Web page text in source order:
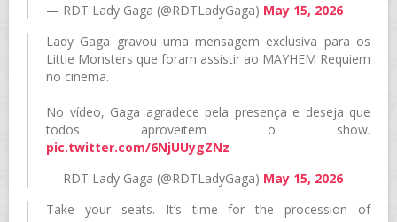
— RDT Lady Gaga (@RDTLadyGaga) May 15, 2026
Lady Gaga gravou uma mensagem exclusiva para os
Little Monsters que foram assistir ao MAYHEM Requiem
no cinema.
No vídeo, Gaga agradece pela presença e deseja que
todos aproveitem o show.
pic.twitter.com/6NjUUygZNz
— RDT Lady Gaga (@RDTLadyGaga) May 15, 2026
Take your seats. It’s time for the procession of